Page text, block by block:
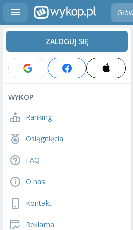
ZALOGUJ SIĘ
WYKOP
Ranking
Osiągnięcia
FAQ
O nas
Kontakt
Reklama